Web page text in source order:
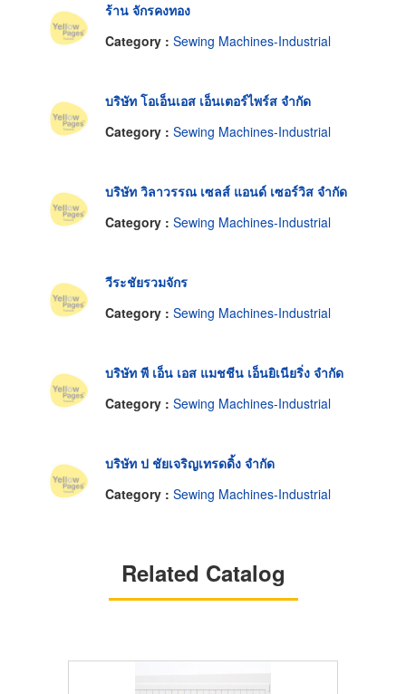
ร้าน จักรคงทอง
Category : Sewing Machines-Industrial
บริษัท โอเอ็นเอส เอ็นเตอร์ไพร์ส จำกัด
Category : Sewing Machines-Industrial
บริษัท วิลาวรรณ เซลส์ แอนด์ เซอร์วิส จำกัด
Category : Sewing Machines-Industrial
วีระชัยรวมจักร
Category : Sewing Machines-Industrial
บริษัท พี เอ็น เอส แมชชีน เอ็นยิเนียริ่ง จำกัด
Category : Sewing Machines-Industrial
บริษัท ป ชัยเจริญเทรดดิ้ง จำกัด
Category : Sewing Machines-Industrial
Related Catalog